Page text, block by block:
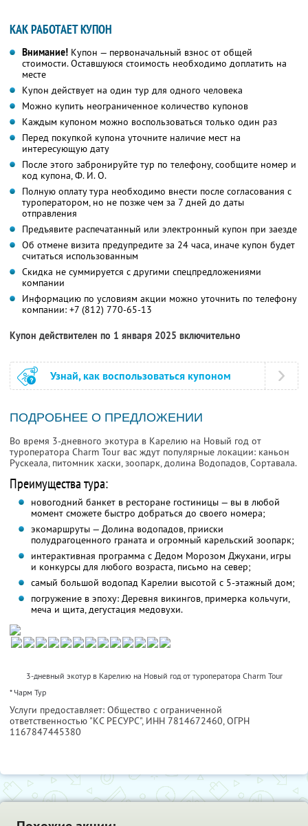
КАК РАБОТАЕТ КУПОН
Внимание! Купон — первоначальный взнос от общей
стоимости. Оставшуюся стоимость необходимо доплатить на
месте
Купон действует на один тур для одного человека
Можно купить неограниченное количество купонов
Каждым купоном можно воспользоваться только один раз
Перед покупкой купона уточните наличие мест на
интересующую дату
После этого забронируйте тур по телефону, сообщите номер и
код купона,Ф. И. О.
Полную оплату тура необходимо внести после согласования с
туроператором, но не позже чем за 7 дней до даты
отправления
Предъявите распечатанный или электронный купон при заезде
Об отмене визита предупредите за 24 часа, иначе купон будет
считаться использованным
Скидка не суммируется с другими спецпредложениями
компании
Информацию по условиям акции можно уточнить по телефону
компании: +7 (812) 770-65-13
Купон действителен по 1 января 2025 включительно
Узнай, как воспользоваться купоном
ПОДРОБНЕЕ О ПРЕДЛОЖЕНИИ
Во время 3-дневного экотура в Карелию на Новый год от
туроператора Charm Tour вас ждут популярные локации: каньон
Рускеала, питомник хаски, зоопарк, долина Водопадов, Сортавала.
Преимущества тура:
новогодний банкет в ресторане гостиницы — вы в любой
момент сможете быстро добраться до своего номера;
экомаршруты — Долина водопадов, прииски
полудрагоценного граната и огромный карельский зоопарк;
интерактивная программа с Дедом Морозом Джухани, игры
и конкурсы для любого возраста, письмо на север;
самый большой водопад Карелии высотой с 5-этажный дом;
погружение в эпоху: Деревня викингов, примерка кольчуги,
меча и щита, дегустация медовухи.
3-дневный экотур в Карелию на Новый год от туроператора Charm Tour
* Чарм Тур
Услуги предоставляет: Общество с ограниченной
ответственностью "КС РЕСУРС", ИНН 7814672460, ОГРН
1167847445380